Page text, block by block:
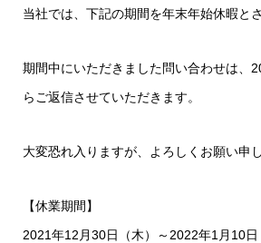
当社では、下記の期間を年末年始休暇と
期間中にいただきました問い合わせは、
らご返信させていただきます。
大変恐れ入りますが、よろしくお願い申
【休業期間】
2021年12月30日（木）～2022年1月10日